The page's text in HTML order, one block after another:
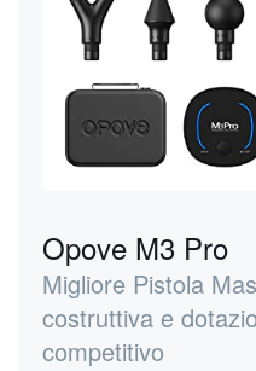
Opove M3 Pro
Migliore Pistola
costruttiva e
competitivo